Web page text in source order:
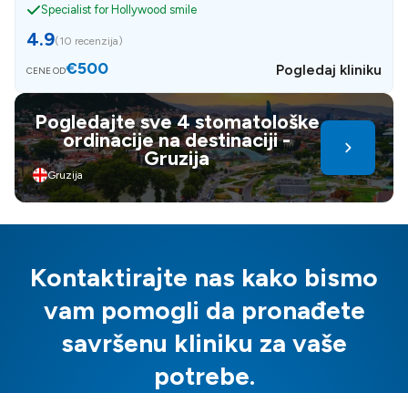
Specialist for Hollywood smile
4.9(10 recenzija)
CENE OD€500 Pogledaj kliniku
Pogledajte sve 4 stomatološke
ordinacije na destinaciji -
Gruzija
Gruzija
Kontaktirajte nas kako bismo
vam pomogli da pronađete
savršenu kliniku za vaše
potrebe.